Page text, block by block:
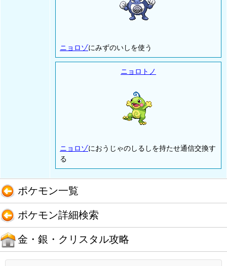
ニョロゾにみずのいしを使う
ニョロトノ
ニョロゾにおうじゃのしるしを持たせ通信交換す
る
ポケモン一覧
ポケモン詳細検索
金・銀・クリスタル攻略